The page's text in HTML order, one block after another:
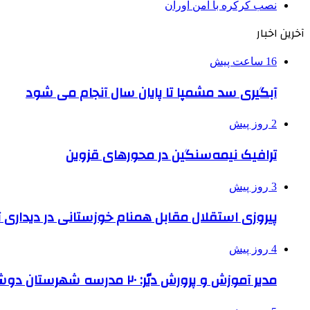
نصب کرکره با امن آوران
آخرین اخبار
16 ساعت پیش
آبگیری سد مشمپا تا پایان سال آنجام می شود
2 روز پیش
ترافیک نیمه‌سنگین در محورهای قزوین
3 روز پیش
پیروزی استقلال مقابل همنام خوزستانی در دیداری
4 روز پیش
مدیر آموزش و پرورش دیّر: ۲۰ مدرسه شهرستان دوشیفته است